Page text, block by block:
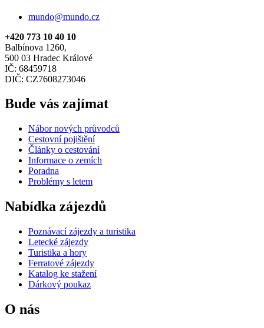
mundo@mundo.cz
+420 773 10 40 10
Balbínova 1260,
500 03 Hradec Králové
IČ: 68459718
DIČ: CZ7608273046
Bude vás zajímat
Nábor nových průvodců
Cestovní pojištění
Články o cestování
Informace o zemích
Poradna
Problémy s letem
Nabídka zájezdů
Poznávací zájezdy a turistika
Letecké zájezdy
Turistika a hory
Ferratové zájezdy
Katalog ke stažení
Dárkový poukaz
O nás